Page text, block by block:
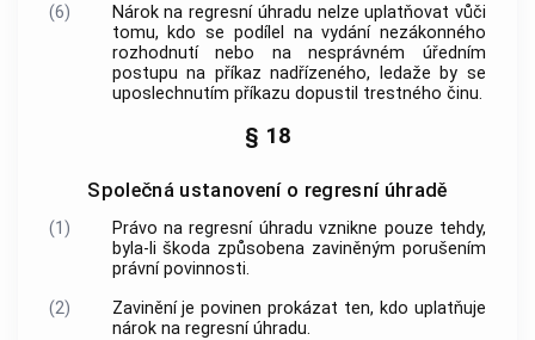
(6)
Nárok na regresní úhradu nelze uplatňovat vůči
tomu, kdo se podílel na vydání nezákonného
rozhodnutí nebo na nesprávném úředním
postupu na příkaz nadřízeného, ledaže by se
uposlechnutím příkazu dopustil trestného činu.
§ 18
Společná ustanovení o regresní úhradě
(1)
Právo na regresní úhradu vznikne pouze tehdy,
byla-li škoda způsobena zaviněným porušením
právní povinnosti.
(2)
Zavinění je povinen prokázat ten, kdo uplatňuje
nárok na regresní úhradu.